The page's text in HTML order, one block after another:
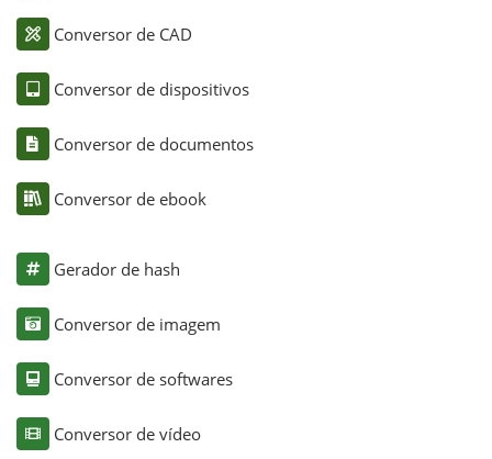
Conversor de CAD
Conversor de dispositivos
Conversor de documentos
Conversor de ebook
Gerador de hash
Conversor de imagem
Conversor de softwares
Conversor de vídeo